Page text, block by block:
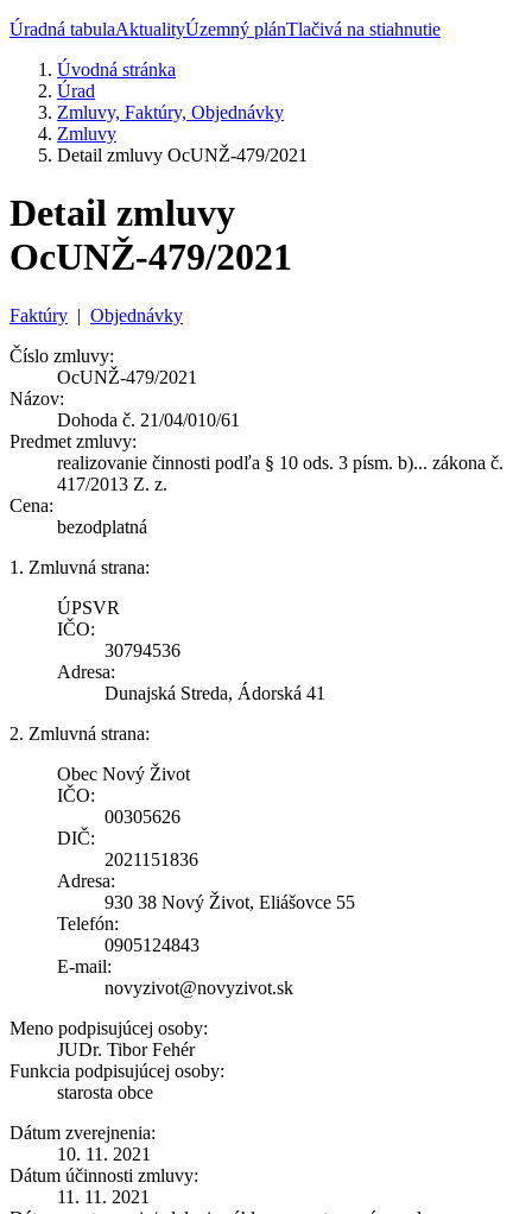
Úradná tabulaAktualityÚzemný plánTlačivá na stiahnutie
Úvodná stránka
Úrad
Zmluvy, Faktúry, Objednávky
Zmluvy
Detail zmluvy OcUNŽ-479/2021
Detail zmluvy
OcUNŽ-479/2021
Faktúry | Objednávky
Číslo zmluvy:
OcUNŽ-479/2021
Názov:
Dohoda č. 21/04/010/61
Predmet zmluvy:
realizovanie činnosti podľa § 10 ods. 3 písm. b)... zákona č.
417/2013 Z. z.
Cena:
bezodplatná
1. Zmluvná strana:
ÚPSVR
IČO:
30794536
Adresa:
Dunajská Streda, Ádorská 41
2. Zmluvná strana:
Obec Nový Život
IČO:
00305626
DIČ:
2021151836
Adresa:
930 38 Nový Život, Eliášovce 55
Telefón:
0905124843
E-mail:
novyzivot@novyzivot.sk
Meno podpisujúcej osoby:
JUDr. Tibor Fehér
Funkcia podpisujúcej osoby:
starosta obce
Dátum zverejnenia:
10. 11. 2021
Dátum účinnosti zmluvy:
11. 11. 2021